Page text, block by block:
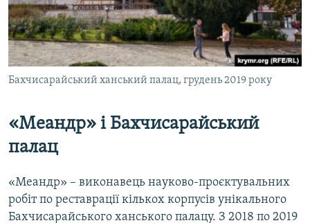
Бахчисарайський ханський палац, грудень 2019 року
«Меандр» і Бахчисарайський
палац
«Меандр» – виконавець науково-проєктувальних
робіт по реставрації кількох корпусів унікального
Бахчисарайського ханського палацу. З 2018 по 2019